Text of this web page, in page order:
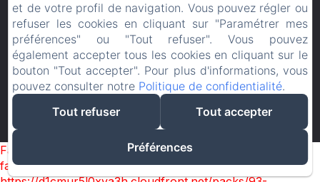
Informations légales
Informations sur les cookies
EN
FR
Créé par Amenitiz
Failed to load BookingEngine/index: Loading chunk 93
failed. (missing:
et de votre profil de navigation. Vous pouvez régler ou
refuser les cookies en cliquant sur "Paramétrer mes
préférences" ou "Tout refuser". Vous pouvez
également accepter tous les cookies en cliquant sur le
bouton "Tout accepter". Pour plus d'informations, vous
pouvez consulter notre Politique de confidentialité.
Tout refuser
Tout accepter
Préférences